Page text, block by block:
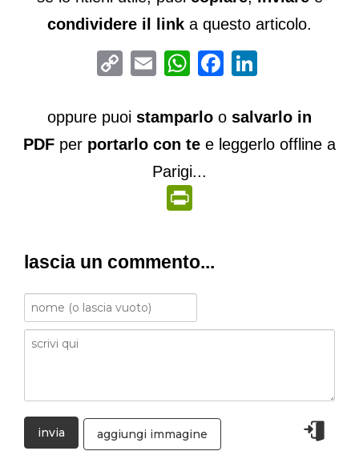
condividere il link a questo articolo.
Copy
Link
Email WhatsAppFacebook
oppure puoi stamparlo o salvarlo in
PDF per portarlo con te e leggerlo offline a
Parigi...
lascia un commento...
aggiungi immagine